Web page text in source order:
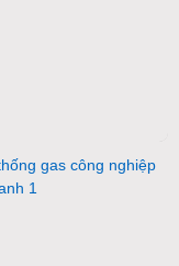
gas công nghiệp
1